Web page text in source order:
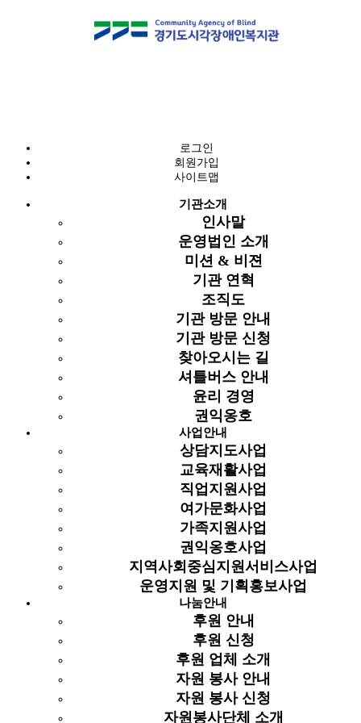
로그인
회원가입
사이트맵
기관소개
인사말
운영법인 소개
미션 & 비젼
기관 연혁
조직도
기관 방문 안내
기관 방문 신청
찾아오시는 길
셔틀버스 안내
윤리 경영
권익옹호
사업안내
상담지도사업
교육재활사업
직업지원사업
여가문화사업
가족지원사업
권익옹호사업
지역사회중심지원서비스사업
운영지원 및 기획홍보사업
나눔안내
후원 안내
후원 신청
후원 업체 소개
자원 봉사 안내
자원 봉사 신청
자원봉사단체 소개
복지관 주요 월간 일정
공지사항
5월 1일 근로자의 날 휴관안내
페이지 정보
최고관리자 2014-04-30 10:20조회 4,578회
관련링크
다음글
목록
* 근로자의 날 휴관안내
5월 1일(목) '근로자의 날'로 인하여 복지관이 휴관하오니
이용자분들의 양해 부탁드립니다.
휴관일 : 2014년 5월 1일(목)
목록